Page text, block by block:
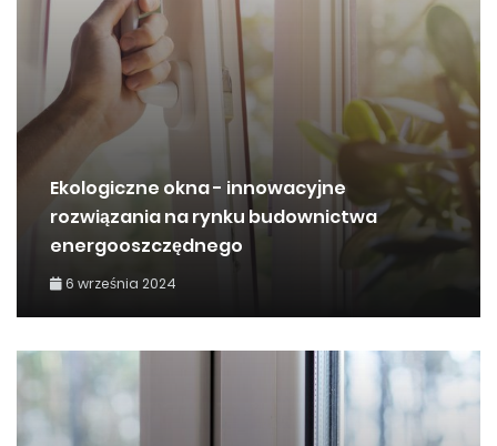
Ekologiczne okna - innowacyjne
rozwiązania na rynku budownictwa
energooszczędnego
6 września 2024